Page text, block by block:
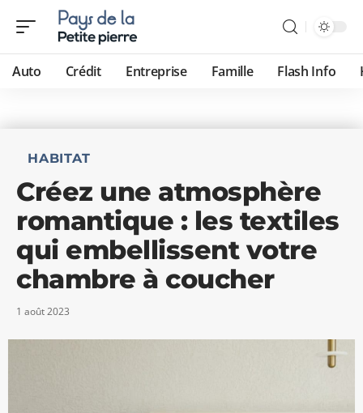
Auto Crédit Entreprise Famille Flash Info
HABITAT
Créez une atmosphère
romantique : les textiles
qui embellissent votre
chambre à coucher
1 août 2023